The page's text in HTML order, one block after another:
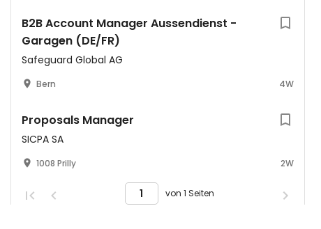
B2B Account Manager Aussendienst -
Garagen (DE/FR)
Safeguard Global AG
Bern 4W
Proposals Manager
SICPA SA
1008 Prilly 2W
von 1 Seiten